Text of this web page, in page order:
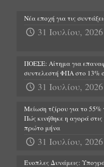
Νέα εποχή για τις
31 Ιουλίου, 2026
ΠΟΕΣΕ: Αίτημα για
συντελεστή ΦΠΑ στο 13%
31 Ιουλίου, 2026
Μείωση τζίρου για το 55%
Πώς κινήθηκε η αγορά
πρώτο μήνα
31 Ιουλίου, 2026
Ένοπλες Δυνάμεις: